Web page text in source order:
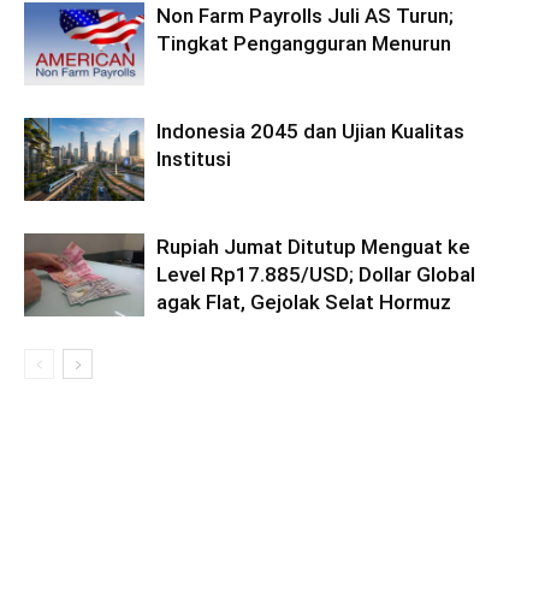
Non Farm Payrolls Juli AS Turun;
Tingkat Pengangguran Menurun
Indonesia 2045 dan Ujian Kualitas
Institusi
Rupiah Jumat Ditutup Menguat ke
Level Rp17.885/USD; Dollar Global
agak Flat, Gejolak Selat Hormuz